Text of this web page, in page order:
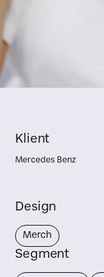
Klient
Mercedes Benz
Design
Merch
Segment